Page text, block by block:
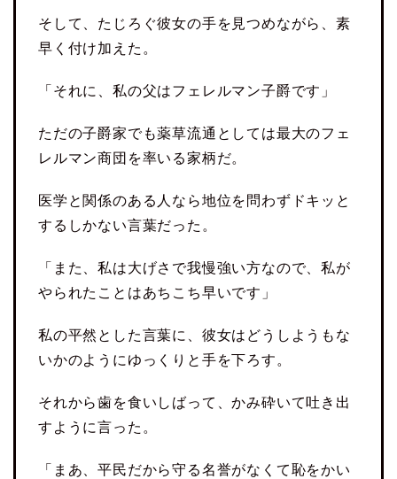
そして、たじろぐ彼女の手を見つめながら、素
早く付け加えた。
「それに、私の父はフェレルマン子爵です」
ただの子爵家でも薬草流通としては最大のフェ
レルマン商団を率いる家柄だ。
医学と関係のある人なら地位を問わずドキッと
するしかない言葉だった。
「また、私は大げさで我慢強い方なので、私が
やられたことはあちこち早いです」
私の平然とした言葉に、彼女はどうしようもな
いかのようにゆっくりと手を下ろす。
それから歯を食いしばって、かみ砕いて吐き出
すように言った。
「まあ、平民だから守る名誉がなくて恥をかい